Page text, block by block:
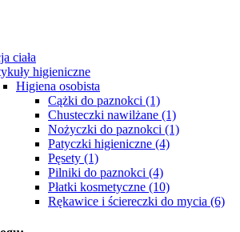
ciała
higieniczne
Higiena osobista
Cążki do paznokci (1)
Chusteczki nawilżane (1)
Nożyczki do paznokci (1)
Patyczki higieniczne (4)
Pęsety (1)
Pilniki do paznokci (4)
Płatki kosmetyczne (10)
Rękawice i ściereczki do mycia (6)